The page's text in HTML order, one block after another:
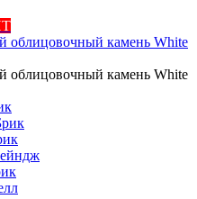
облицовочный камень White
облицовочный камень White